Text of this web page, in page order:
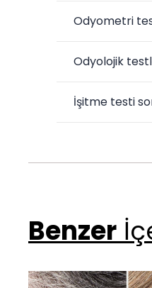
Odyometri
Odyolojik
İşitme testi
Benzer